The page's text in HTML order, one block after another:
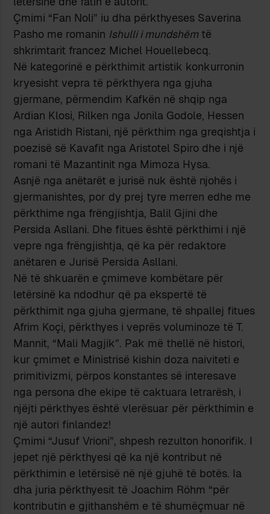
Çmimi “Fan Noli” iu dha përkthyeses Saverina
Pasho me romanin Ishulli i mundshëmtë
shkrimtarit francez Michel Houellebecq.
Në kategorinë e përkthimit artistik konkurronin
kryesisht vepra të përkthyera nga gjuha
gjermane, përmendim Kafkën në shqip nga
Ardian Klosi, Rilken nga Jonila Godole, Hessen
nga Aristidh Ristani, një përkthim nga greqishtja i
poezisë së Kavafit nga Aristotel Spiro dhe i një
romani të Mazantinit nga Mimoza Hysa.
Asnjë nga anëtarët e jurisë nuk është njohës i
gjermanishtes, por dy prej tyre merren edhe me
përkthime nga frëngjishtja, Balil Gjini dhe
Persida Asllani. Dhe fitues është përkthimi i një
vepre nga frëngjishtja, që ka për redaktore
anëtaren e Jurisë Persida Asllani.
Në të shkuarën e çmimeve kombëtare për
letërsinë ka ndodhur që pa ekspertë të
përkthimit nga gjuha gjermane, të shpallej fitues
Afrim Koçi, përkthyes i veprës voluminoze të T.
Mannit, “Mali Magjik”. Pak më thellë në histori,
kur çmimet e Ministrisë kishin doza naiviteti e
primitivizmi, përpos konstantes së interesave
nga persona dhe ekipe të caktuara letrarësh, i
njëjti përkthyes është vlerësuar për përkthimin e
një autori finlandez!
Çmimi “Jusuf Vrioni”, shpesh rezulton honorifik. I
jepet një përkthyesi që ka një kontribut në
përkthimin e letërsisë në një gjuhë të botës. Ia
dha juria përkthyesit të Joachim Röhm “për
kontributin e gjithanshëm e të shumëçmuar në